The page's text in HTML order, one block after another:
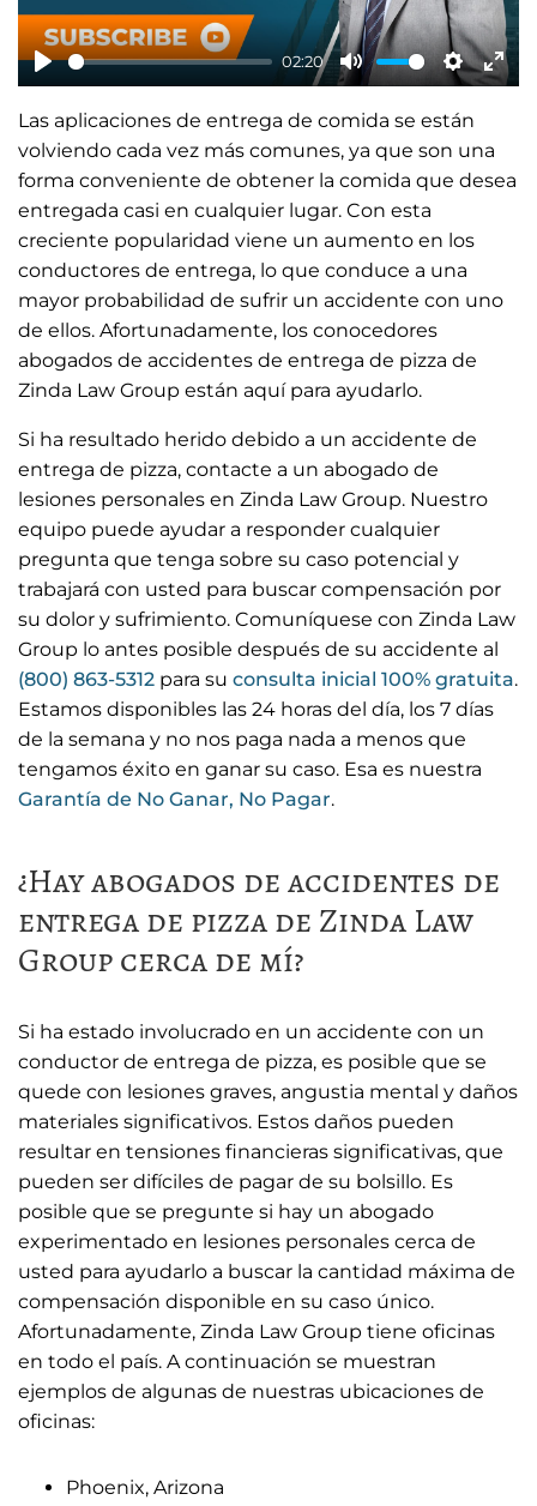
P
l
a
y
02:20
M
u
t
e
S
e
t
i
n
g
E
u
n
y
Las aplicaciones de entrega de comida se están
volviendo cada vez más comunes, ya que son una
forma conveniente de obtener la comida que desea
entregada casi en cualquier lugar. Con esta
creciente popularidad viene un aumento en los
conductores de entrega, lo que conduce a una
mayor probabilidad de sufrir un accidente con uno
de ellos. Afortunadamente, los conocedores
abogados de accidentes de entrega de pizza de
Zinda Law Group están aquí para ayudarlo.
Si ha resultado herido debido a un accidente de
entrega de pizza, contacte a un abogado de
lesiones personales en Zinda Law Group. Nuestro
equipo puede ayudar a responder cualquier
pregunta que tenga sobre su caso potencial y
trabajará con usted para buscar compensación por
su dolor y sufrimiento. Comuníquese con Zinda Law
Group lo antes posible después de su accidente al
(800) 863-5312 para su consulta inicial 100% gratuita.
Estamos disponibles las 24 horas del día, los 7 días
de la semana y no nos paga nada a menos que
tengamos éxito en ganar su caso. Esa es nuestra
Garantía de No Ganar, No Pagar.
¿Hay abogados de accidentes de
entrega de pizza de Zinda Law
Group cerca de mí?
Si ha estado involucrado en un accidente con un
conductor de entrega de pizza, es posible que se
quede con lesiones graves, angustia mental y daños
materiales significativos. Estos daños pueden
resultar en tensiones financieras significativas, que
pueden ser difíciles de pagar de su bolsillo. Es
posible que se pregunte si hay un abogado
experimentado en lesiones personales cerca de
usted para ayudarlo a buscar la cantidad máxima de
compensación disponible en su caso único.
Afortunadamente, Zinda Law Group tiene oficinas
en todo el país. A continuación se muestran
ejemplos de algunas de nuestras ubicaciones de
oficinas:
Phoenix, Arizona